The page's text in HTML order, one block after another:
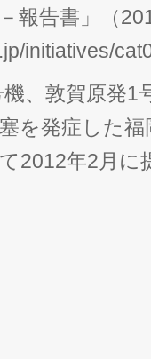
報告書」（
initiatives/
、敦賀原発1
を発症した
2012年2月に